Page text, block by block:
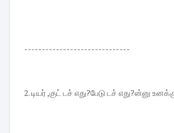
------------------------------
2. டியர் ,குட் டச் எது?பேடு டச் எது?ன்னு